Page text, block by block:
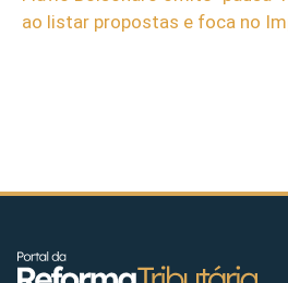
ao listar propostas e foca no